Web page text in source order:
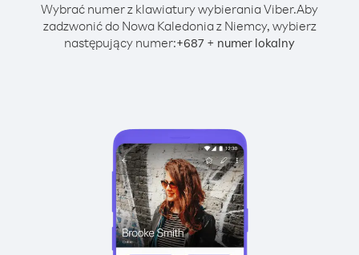
Wybrać numer z klawiatury wybierania Viber.Aby
zadzwonić do Nowa Kaledonia z Niemcy, wybierz
następujący numer:+687 + numer lokalny